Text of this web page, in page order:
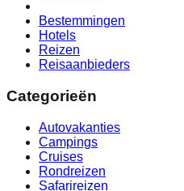
Bestemmingen
Hotels
Reizen
Reisaanbieders
Categorieën
Autovakanties
Campings
Cruises
Rondreizen
Safarireizen